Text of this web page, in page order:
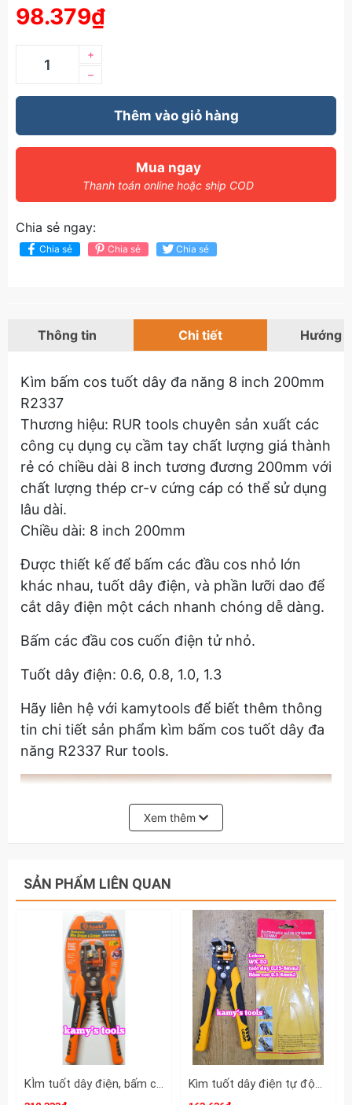
98.379₫
–
+
Thêm vào giỏ hàng
Mua ngay
Thanh toán online hoặc ship COD
Chia sẻ ngay:
Chia sẻ Chia sẻ Chia sẻ
Thông tin Chi tiết Hướng
Kìm bấm cos tuốt dây đa năng 8 inch 200mm
R2337
Thương hiệu: RUR tools chuyên sản xuất các
công cụ dụng cụ cầm tay chất lượng giá thành
rẻ có chiều dài 8 inch tương đương 200mm với
chất lượng thép cr-v cứng cáp có thể sử dụng
lâu dài.
Chiều dài: 8 inch 200mm
Được thiết kế để bấm các đầu cos nhỏ lớn
khác nhau, tuốt dây điện, và phần lưỡi dao để
cắt dây điện một cách nhanh chóng dễ dàng.
Bấm các đầu cos cuốn điện tử nhỏ.
Tuốt dây điện: 0.6, 0.8, 1.0, 1.3
Hãy liên hệ với kamytools để biết thêm thông
tin chi tiết sản phẩm kìm bấm cos tuốt dây đa
năng R2337 Rur tools.
Xem thêm
SẢN PHẨM LIÊN QUAN
KÌm tuốt dây điện, bấm cos đa năng, tự động Asaki Model AK-0339 Kìm tuốt dây điện tự động bấm cos cắt đa năng Lekon WX-D2 0.25-6mm2